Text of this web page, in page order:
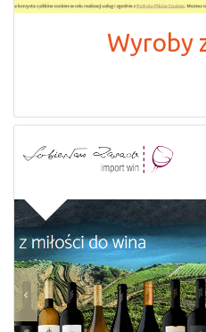
Wyroby